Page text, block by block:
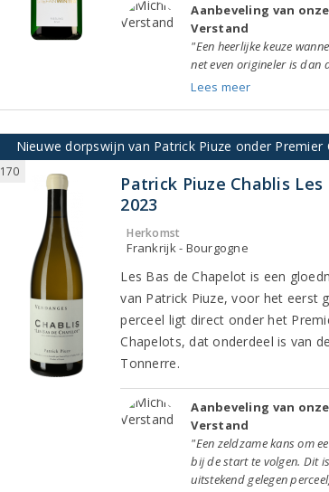
Aanbeveling van
Verstand
"Een heerlijke keuze
net even origineler is dan
Lees meer
Nieuwe dorpswijn van Patrick Piuze onder
170
Patrick Piuze Chablis
2023
Herkomst
Frankrijk - Bourgogne
Les Bas de Chapelot is een
van Patrick Piuze, voor het eerst
perceel ligt direct onder het
Chapelots, dat onderdeel is van
Tonnerre.
Aanbeveling van
Verstand
"Een zeldzame kans om
bij de start te volgen. Dit
uitstekend gelegen